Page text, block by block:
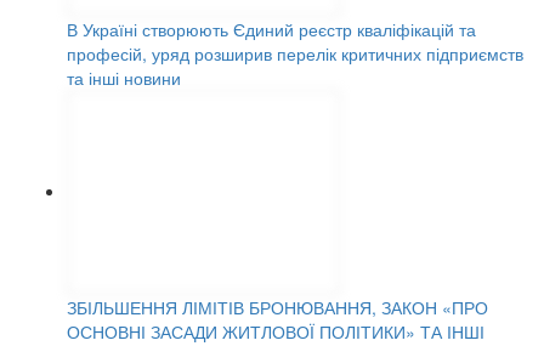
В Україні створюють Єдиний реєстр кваліфікацій та
професій, уряд розширив перелік критичних підприємств
та інші новини
ЗБІЛЬШЕННЯ ЛІМІТІВ БРОНЮВАННЯ, ЗАКОН «ПРО
ОСНОВНІ ЗАСАДИ ЖИТЛОВОЇ ПОЛІТИКИ» ТА ІНШІ